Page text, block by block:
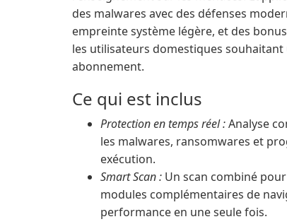
des malwares avec des défenses
empreinte système légère, et des
les utilisateurs domestiques souhaitant
abonnement.
Ce qui est inclus
Protection en temps réel :Analyse
les malwares, ransomwares et
exécution.
Smart Scan : Un scan combiné
modules complémentaires de
performance en une seule fois.